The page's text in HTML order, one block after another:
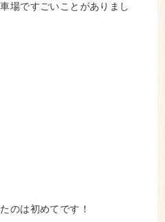
場ですごいことがありまし
のは初めてです！